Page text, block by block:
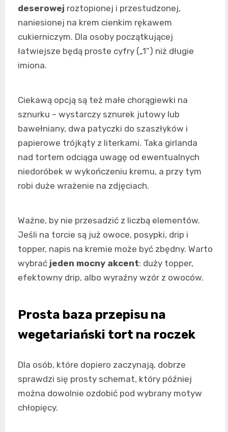
deserowej roztopionej i przestudzonej,
naniesionej na krem cienkim rękawem
cukierniczym. Dla osoby początkującej
łatwiejsze będą proste cyfry („1”) niż długie
imiona.
Ciekawą opcją są też małe chorągiewki na
sznurku – wystarczy sznurek jutowy lub
bawełniany, dwa patyczki do szaszłyków i
papierowe trójkąty z literkami. Taka girlanda
nad tortem odciąga uwagę od ewentualnych
niedoróbek w wykończeniu kremu, a przy tym
robi duże wrażenie na zdjęciach.
Ważne, by nie przesadzić z liczbą elementów.
Jeśli na torcie są już owoce, posypki, drip i
topper, napis na kremie może być zbędny. Warto
wybrać jeden mocny akcent: duży topper,
efektowny drip, albo wyraźny wzór z owoców.
Prosta baza przepisu na
wegetariański tort na roczek
Dla osób, które dopiero zaczynają, dobrze
sprawdzi się prosty schemat, który później
można dowolnie ozdobić pod wybrany motyw
chłopięcy.